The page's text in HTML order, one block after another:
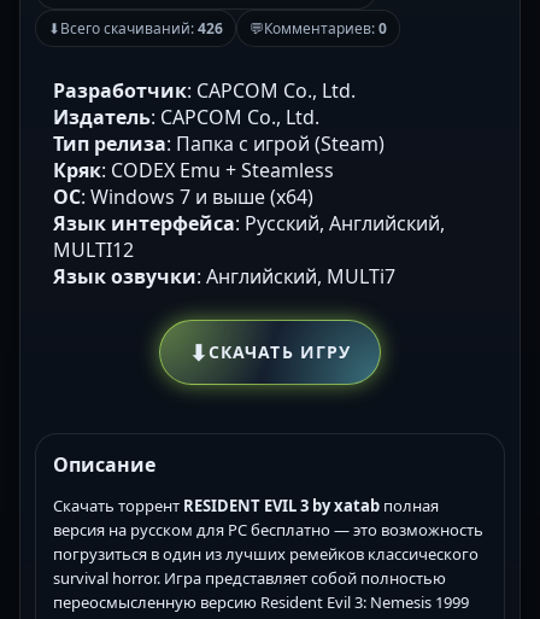
⬇Всего скачиваний:426 💬Комментариев:0
Разработчик: CAPCOM Co., Ltd.
Издатель: CAPCOM Co., Ltd.
Тип релиза: Папка с игрой (Steam)
Кряк: CODEX Emu + Steamless
ОС: Windows 7 и выше (х64)
Язык интерфейса: Русский, Английский,
MULTI12
Язык озвучки: Английский, MULTi7
⬇СКАЧАТЬ ИГРУ
Описание
Скачать торрент RESIDENT EVIL 3 by xatab полная
версия на русском для PC бесплатно — это возможность
погрузиться в один из лучших ремейков классического
survival horror. Игра представляет собой полностью
переосмысленную версию Resident Evil 3: Nemesis 1999